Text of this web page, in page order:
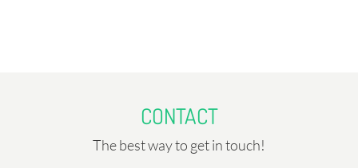
CONTACT
The best way to get in touch!